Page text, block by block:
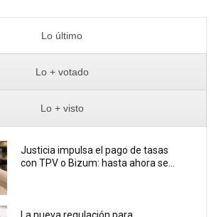
Lo último
Lo + votado
Lo + visto
Justicia impulsa el pago de tasas
con TPV o Bizum: hasta ahora se...
La nueva regulación para